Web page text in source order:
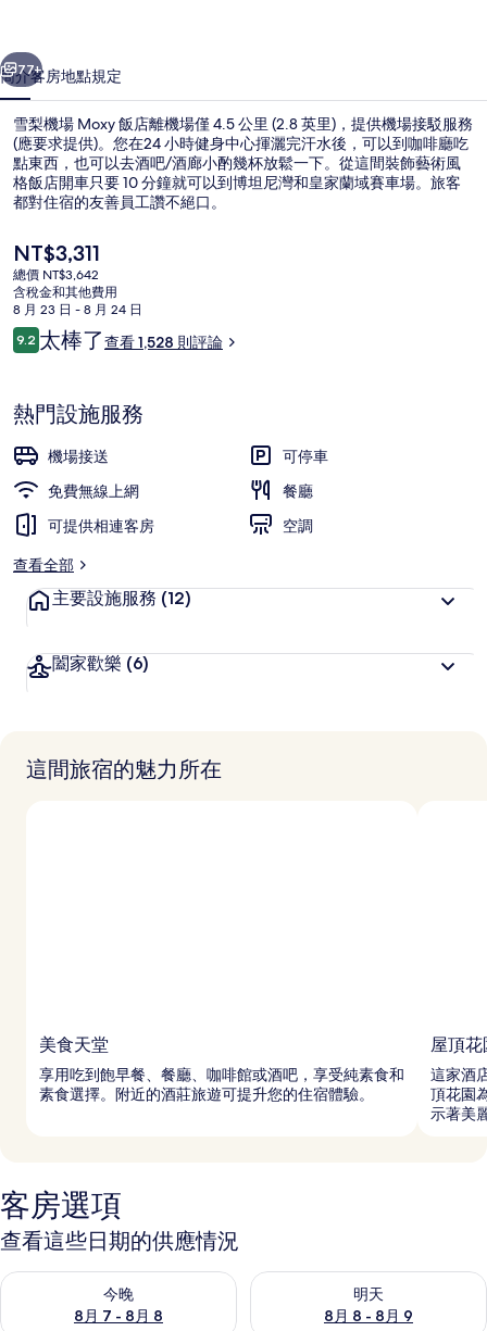
的
相
片
集
個 下一個
77+
簡介客房地點規定
雪梨機場 Moxy 飯店離機場僅 4.5 公里 (2.8 英里)，提供機場接駁服務
(應要求提供)。您在24 小時健身中心揮灑完汗水後，可以到咖啡廳吃
點東西，也可以去酒吧/酒廊小酌幾杯放鬆一下。從這間裝飾藝術風
格飯店開車只要 10 分鐘就可以到博坦尼灣和皇家蘭域賽車場。旅客
都對住宿的友善員工讚不絕口。
目
前
的
價
格
是
NT$3,311
總價 NT$3,642
含稅金和其他費用
8 月 23 日 - 8 月 24 日
評
論
9.29.2 分，滿分 10 分，
太棒了查看 1,528 則評論
熱門設施服務
機場接送
可停車
免費無線上網
餐廳
可提供相連客房
空調
查看全部
主要設施服務 (12)
闔家歡樂 (6)
這間旅宿的魅力所在
美食天堂
享用吃到飽早餐、餐廳、咖啡館或酒吧，享受純素食和
素食選擇。附近的酒莊旅遊可提升您的住宿體驗。
屋頂
這家酒
頂花園
示著美
客房選項
查看這些日期的供應情況
今晚
8月 7 - 8月 8
查看今晚 (8月 7 - 8月 8) 的供應情況
明天
8月 8 - 8月 9
查看明天 (8月 8 - 8月 9) 的供